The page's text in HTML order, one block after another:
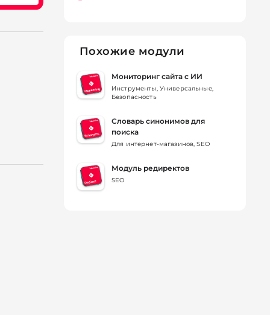
Похожие модули
Мониторинг сайта с ИИ
Инструменты, Универсальные,
Безопасность
Словарь синонимов для
поиска
Для интернет-магазинов, SEO
Модуль редиректов
SEO